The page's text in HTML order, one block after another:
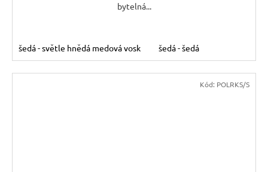
bytelná...
šedá - světle hnědá medová vosk šedá - šedá
Kód: POLRKS/S